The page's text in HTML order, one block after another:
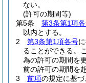
ない。
(許可の期間等)
第5条
第3条第1項
以内とする。
2
第3条第1項各号
ることができる。
為の許可の期間を
前の許可の期間を
3
前項の規定に基づ